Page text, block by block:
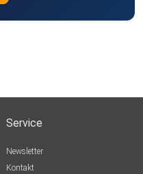
Service
Newsletter
Kontakt